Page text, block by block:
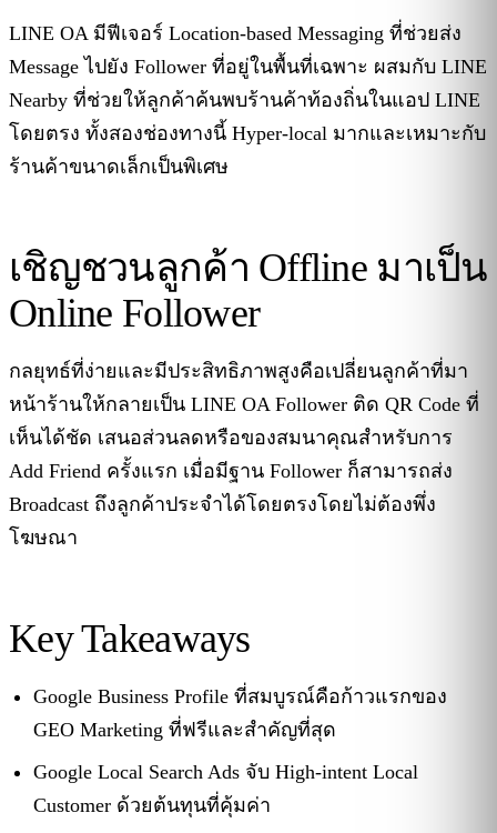
LINE OA มีฟีเจอร์ Location-based Messaging ที่ช่วยส่ง
Message ไปยัง Follower ที่อยู่ในพื้นที่เฉพาะ ผสมกับ LINE
Nearby ที่ช่วยให้ลูกค้าค้นพบร้านค้าท้องถิ่นในแอป LINE
โดยตรง ทั้งสองช่องทางนี้ Hyper-local มากและเหมาะกับ
ร้านค้าขนาดเล็กเป็นพิเศษ
เชิญชวนลูกค้า Offline มาเป็น
Online Follower
กลยุทธ์ที่ง่ายและมีประสิทธิภาพสูงคือเปลี่ยนลูกค้าที่มา
หน้าร้านให้กลายเป็น LINE OA Follower ติด QR Code ที่
เห็นได้ชัด เสนอส่วนลดหรือของสมนาคุณสำหรับการ
Add Friend ครั้งแรก เมื่อมีฐาน Follower ก็สามารถส่ง
Broadcast ถึงลูกค้าประจำได้โดยตรงโดยไม่ต้องพึ่ง
โฆษณา
Key Takeaways
Google Business Profile ที่สมบูรณ์คือก้าวแรกของ
GEO Marketing ที่ฟรีและสำคัญที่สุด
Google Local Search Ads จับ High-intent Local
Customer ด้วยต้นทุนที่คุ้มค่า